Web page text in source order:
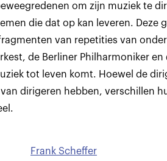
om zijn muziek te
die dat op kan leveren. Deze
van repetities van
de Berliner Philharmoniker en
tot leven komt. Hoewel de
dirigeren hebben, verschillen
Frank Scheffer